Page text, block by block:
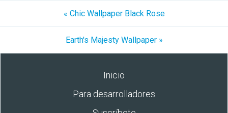
« Chic Wallpaper Black Rose
Earth's Majesty Wallpaper »
Inicio
Para desarrolladores